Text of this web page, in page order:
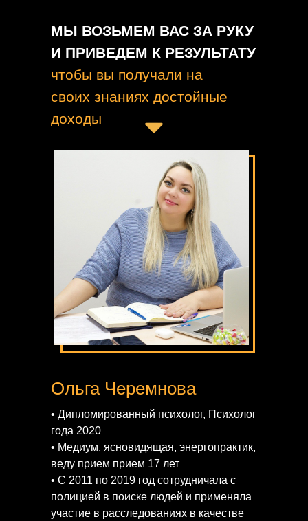
Ольга Черемнова
• Дипломированный психолог, Психолог
года 2020
• Медиум, ясновидящая, энергопрактик,
веду прием прием 17 лет
• С 2011 по 2019 год сотрудничала с
полицией в поиске людей и применяла
участие в расследованиях в качестве
МЫ ВОЗЬМЕМ ВАС ЗА РУКУ
И ПРИВЕДЕМ К РЕЗУЛЬТАТУ
чтобы вы получали на
своих знаниях достойные
доходы